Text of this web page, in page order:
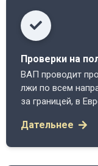
Проверки на
ВАП проводит
лжи по всем
за границей, в
Дательнее